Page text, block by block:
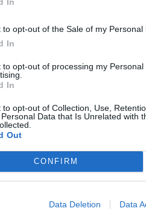
to opt-out of the Sale of my Personal
In
to opt-out of processing my Personal
In
to opt-out of Collection, Use,
Data that Is Unrelated with
Out
CONFIRM
Data Deletion Data